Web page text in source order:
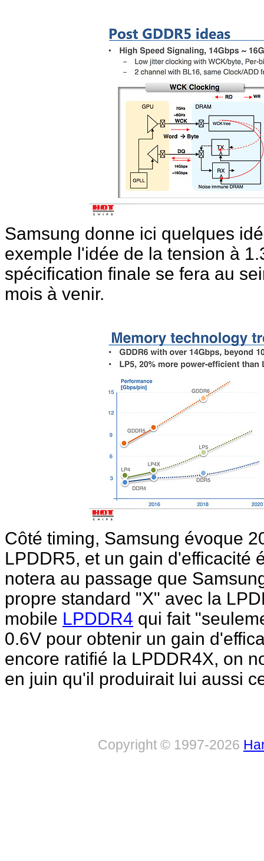
Samsung donne ici quelques
exemple l'idée de la tension à
spécification finale se fera au
mois à venir.
Côté timing, Samsung évoque
LPDDR5, et un gain d'efficacité
notera au passage que
propre standard "X" avec la
mobile LPDDR4 qui fait
0.6V pour obtenir un gain
encore ratifié la LPDDR4X, on
en juin qu'il produirait lui aussi
Copyright © 1997-2026